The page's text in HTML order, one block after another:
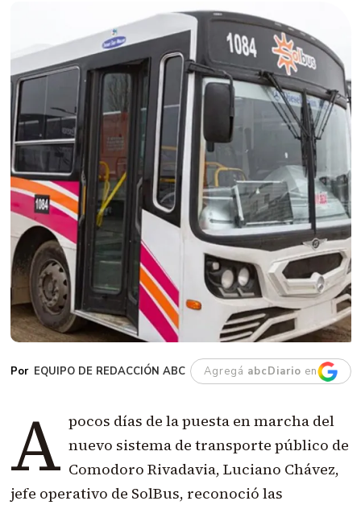
EQUIPO DE REDACCIÓN ABC Agregá abcDiario en
A pocos días de la puesta en marcha del
nuevo sistema de transporte público de
Comodoro Rivadavia, Luciano Chávez,
jefe operativo de SolBus, reconoció las